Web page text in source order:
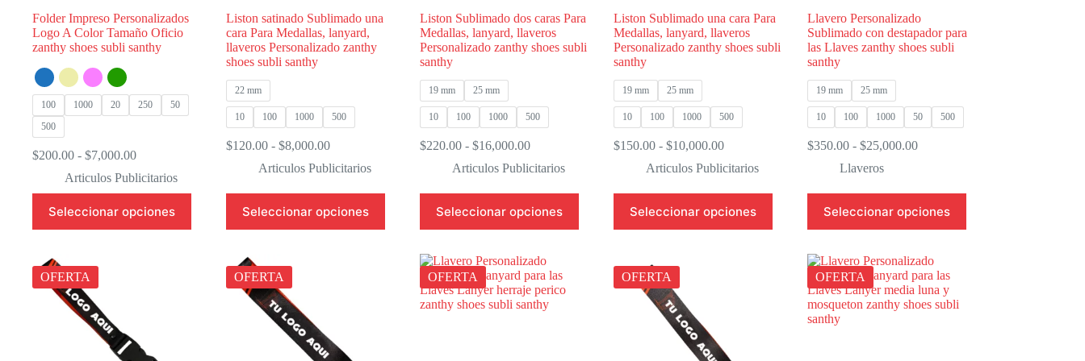
Folder Impreso Personalizados
Logo A Color Tamaño Oficio
zanthy shoes subli santhy
100 1000 20 250
50
500
$200.00 - $7,000.00Rango
precios:
desde
$200.00
hasta
Articulos Publicitarios
Seleccionar opciones
producto
tiene
variantes.
Las
opciones
Liston satinado Sublimado una
cara Para Medallas, lanyard,
llaveros Personalizado zanthy
shoes subli santhy
22 mm
10 100 1000 500
$120.00 - $8,000.00Rango
precios:
hasta
$8,000.00
Articulos Publicitarios
Seleccionar opciones
producto
tiene
variantes.
Las
opciones
Liston Sublimado dos caras Para
Medallas, lanyard, llaveros
Personalizado zanthy shoes subli
santhy
19 mm 25 mm
10 100 1000 500
$220.00 - $16,000.00Rango
precios:
hasta
$16,000.00
Articulos Publicitarios
Seleccionar opciones
producto
tiene
variantes.
Las
opciones
se
pueden
Liston Sublimado una cara Para
Medallas, lanyard, llaveros
Personalizado zanthy shoes subli
santhy
19 mm 25 mm
10 100 1000 500
$150.00 - $10,000.00Rango
precios:
hasta
$10,000.00
Articulos Publicitarios
Seleccionar opciones
producto
tiene
Las
opciones
Llavero Personalizado
Sublimado con destapador para
las Llaves zanthy shoes subli
santhy
19 mm 25 mm
10 100 1000 50 500
$350.00 - $25,000.00Rango
hasta
$25,000.00
Llaveros
Seleccionar opciones
producto
tiene
variantes.
Las
opciones
se
pueden
elegir
OFERTA OFERTA OFERTA OFERTA OFERTA